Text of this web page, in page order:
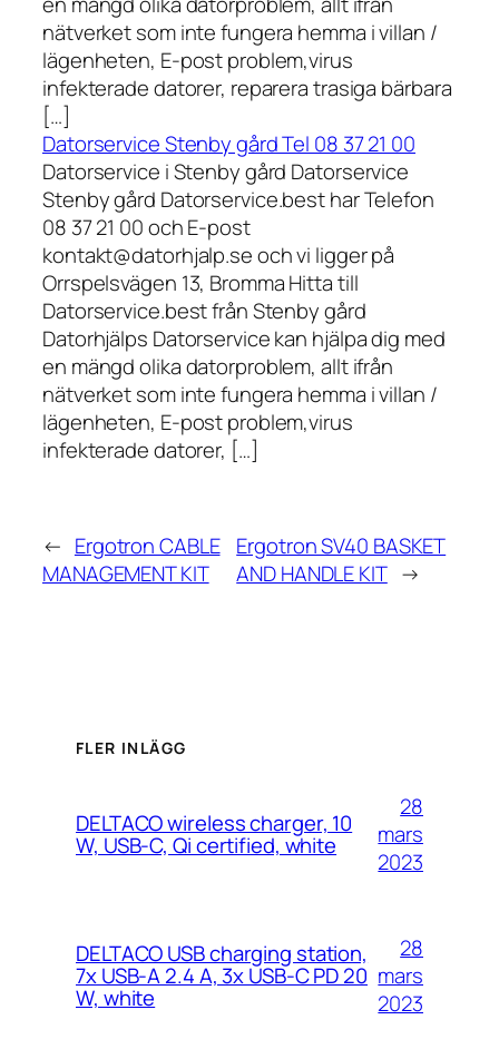
nätverket som inte fungera hemma i villan /
lägenheten, E-post problem,virus
infekterade datorer, reparera trasiga bärbara
[…]
Datorservice Stenby gård Tel 08 37 21 00
Datorservice i Stenby gård Datorservice
Stenby gård Datorservice.best har Telefon
08 37 21 00 och E-post
kontakt@datorhjalp.se och vi ligger på
Orrspelsvägen 13, Bromma Hitta till
Datorservice.best från Stenby gård
Datorhjälps Datorservice kan hjälpa dig med
en mängd olika datorproblem, allt ifrån
nätverket som inte fungera hemma i villan /
lägenheten, E-post problem,virus
infekterade datorer, […]
← Ergotron CABLE
MANAGEMENT KIT
Ergotron SV40 BASKET
AND HANDLE KIT →
FLER INLÄGG
DELTACO wireless charger, 10
W, USB-C, Qi certified, white
28
mars
2023
DELTACO USB charging station,
7x USB-A 2.4 A, 3x USB-C PD 20
W, white
28
mars
2023